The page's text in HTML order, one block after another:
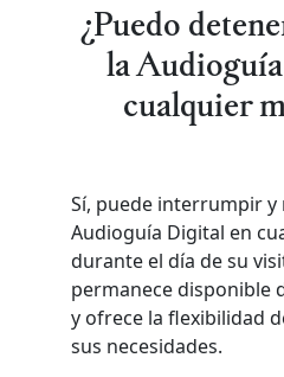
¿Puedo
la
cualquier
Sí, puede interrumpir y
Audioguía Digital en
durante el día de su
permanece disponible
y ofrece la flexibilidad
sus necesidades.